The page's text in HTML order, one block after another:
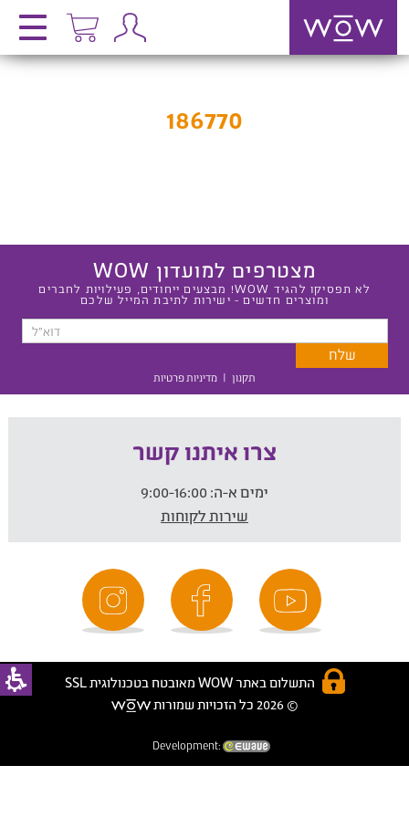
186770
מצטרפים למועדון WOW
לא תפסיקו להגיד WOW! מבצעים ייחודים, פעילויות לחברים
ומוצרים חדשים - ישירות לתיבת המייל שלכם
תקנון | מדיניות פרטיות
צרו איתנו קשר
ימים א-ה:
שירות לקוחות
התשלום באתר WOW מאובטח בטכנולוגית SSL
© 2026 כל הזכויות שמורות
Development: